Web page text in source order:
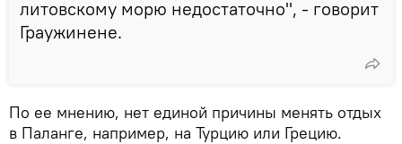
литовскому морю недостаточно", - говорит
Граужинене.
По ее мнению, нет единой причины менять отдых
в Паланге, например, на Турцию или Грецию.